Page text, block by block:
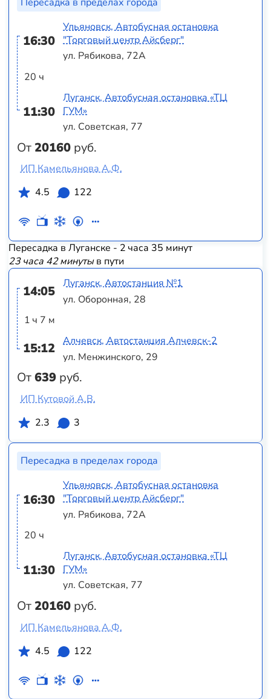
16:30
20 ч
11:30
От20160 руб.
Ульяновск, Автобусная остановка
"Торговый центр Айсберг"
ул. Рябикова, 72А
Луганск, Автобусная остановка «ТЦ
ГУМ»
ул. Советская, 77
ИП Камельянова А.Ф.
4.5
122
Пересадка в Луганске - 2 часа 35 минут
23 часа 42 минутыв пути
14:05
1 ч 7 м
15:12
От639 руб.
Луганск, Автостанция №1
ул. Оборонная, 28
Алчевск, Автостанция Алчевск-2
ул. Менжинского, 29
ИП Кутовой А.В.
2.3
3
Пересадка в пределах города
16:30
20 ч
11:30
От20160 руб.
Ульяновск, Автобусная остановка
"Торговый центр Айсберг"
ул. Рябикова, 72А
Луганск, Автобусная остановка «ТЦ
ГУМ»
ул. Советская, 77
ИП Камельянова А.Ф.
4.5
122